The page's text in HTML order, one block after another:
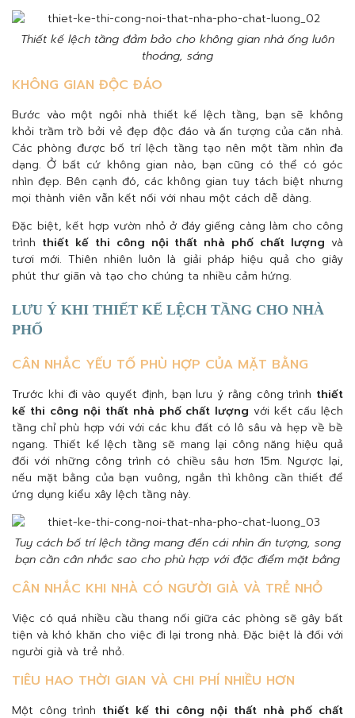
Thiết kế lệch tầng đảm bảo cho không gian nhà ống luôn
thoáng, sáng
KHÔNG GIAN ĐỘC ĐÁO
Bước vào một ngôi nhà thiết kế lệch tầng, bạn sẽ không
khỏi trầm trồ bởi vẻ đẹp độc đáo và ấn tượng của căn nhà.
Các phòng được bố trí lệch tầng tạo nên một tầm nhìn đa
dạng. Ở bất cứ không gian nào, bạn cũng có thể có góc
nhìn đẹp. Bên cạnh đó, các không gian tuy tách biệt nhưng
mọi thành viên vẫn kết nối với nhau một cách dễ dàng.
Đặc biệt, kết hợp vườn nhỏ ở đáy giếng càng làm cho công
trình thiết kế thi công nội thất nhà phố chất lượng và
tươi mới. Thiên nhiên luôn là giải pháp hiệu quả cho giây
phút thư giãn và tạo cho chúng ta nhiều cảm hứng.
LƯU Ý KHI THIẾT KẾ LỆCH TẦNG CHO NHÀ
PHỐ
CÂN NHẮC YẾU TỐ PHÙ HỢP CỦA MẶT BẰNG
Trước khi đi vào quyết định, bạn lưu ý rằng công trình thiết
kế thi công nội thất nhà phố chất lượng với kết cấu lệch
tầng chỉ phù hợp với với các khu đất có lô sâu và hẹp về bề
ngang. Thiết kế lệch tầng sẽ mang lại công năng hiệu quả
đối với những công trình có chiều sâu hơn 15m. Ngược lại,
nếu mặt bằng của bạn vuông, ngắn thì không cần thiết để
ứng dụng kiểu xây lệch tầng này.
Tuy cách bố trí lệch tầng mang đến cái nhìn ấn tượng, song
bạn cần cân nhắc sao cho phù hợp với đặc điểm mặt bằng
CÂN NHẮC KHI NHÀ CÓ NGƯỜI GIÀ VÀ TRẺ NHỎ
Việc có quá nhiều cầu thang nối giữa các phòng sẽ gây bất
tiện và khó khăn cho việc đi lại trong nhà. Đặc biệt là đối với
người già và trẻ nhỏ.
TIÊU HAO THỜI GIAN VÀ CHI PHÍ NHIỀU HƠN
Một công trình thiết kế thi công nội thất nhà phố chất